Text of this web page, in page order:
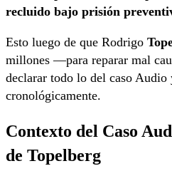
recluido bajo prisión
Esto luego de que Rodrigo
millones —para reparar mal
declarar todo lo del caso Audio
cronológicamente.
Contexto del Caso
de Topelberg